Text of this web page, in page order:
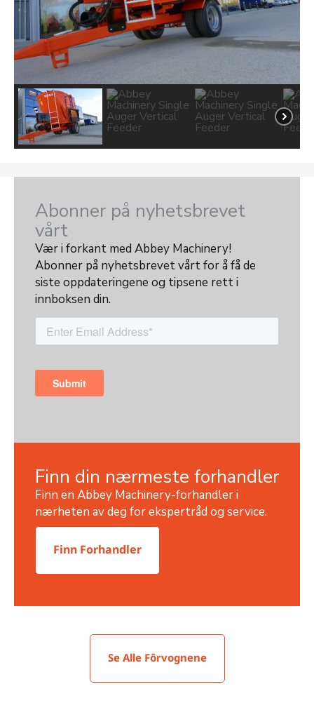
Abonner på nyhetsbrevet
vårt
Vær i forkant med Abbey Machinery!
Abonner på nyhetsbrevet vårt for å få de
siste oppdateringene og tipsene rett i
innboksen din.
Finn din nærmeste forhandler
Finn en Abbey Machinery-forhandler i
nærheten av deg for ekspertråd og service.
Finn Forhandler
Se Alle Fôrvognene